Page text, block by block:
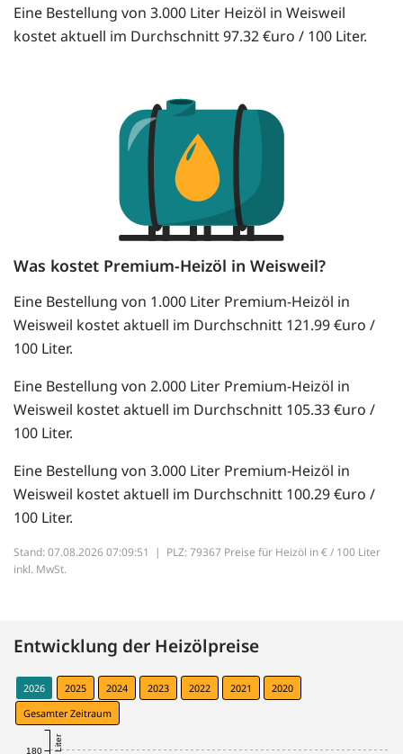
Eine Bestellung von 3.000 Liter Heizöl in Weisweil
kostet aktuell im Durchschnitt 97.32 €uro / 100 Liter.
Was kostet Premium-Heizöl in Weisweil?
Eine Bestellung von 1.000 Liter Premium-Heizöl in
Weisweil kostet aktuell im Durchschnitt 121.99 €uro /
100 Liter.
Eine Bestellung von 2.000 Liter Premium-Heizöl in
Weisweil kostet aktuell im Durchschnitt 105.33 €uro /
100 Liter.
Eine Bestellung von 3.000 Liter Premium-Heizöl in
Weisweil kostet aktuell im Durchschnitt 100.29 €uro /
100 Liter.
Stand: 07.08.2026 07:09:51 | PLZ: 79367 Preise für Heizöl in € / 100 Liter
inkl. MwSt.
Entwicklung der Heizölpreise
2026 2025 2024 2023 2022 2021
2020
Gesamter Zeitraum
180